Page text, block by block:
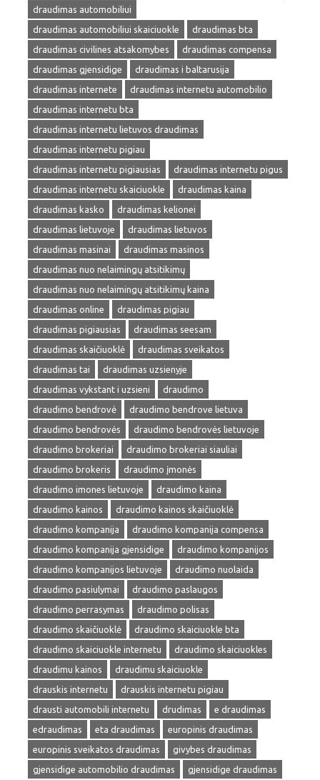
draudimas automobiliui
draudimas automobiliui skaiciuokle
draudimas bta
draudimas civilines atsakomybes
draudimas compensa
draudimas gjensidige
draudimas i baltarusija
draudimas internete
draudimas internetu automobilio
draudimas internetu bta
draudimas internetu lietuvos draudimas
draudimas internetu pigiau
draudimas internetu pigiausias
draudimas internetu pigus
draudimas internetu skaiciuokle
draudimas kaina
draudimas kasko
draudimas kelionei
draudimas lietuvoje
draudimas lietuvos
draudimas masinai
draudimas masinos
draudimas nuo nelaimingų atsitikimų
draudimas nuo nelaimingų atsitikimų kaina
draudimas online
draudimas pigiau
draudimas pigiausias
draudimas seesam
draudimas skaičiuoklė
draudimas sveikatos
draudimas tai
draudimas uzsienyje
draudimas vykstant i uzsieni
draudimo
draudimo bendrovė
draudimo bendrove lietuva
draudimo bendrovės
draudimo bendrovės lietuvoje
draudimo brokeriai
draudimo brokeriai siauliai
draudimo brokeris
draudimo įmonės
draudimo imones lietuvoje
draudimo kaina
draudimo kainos
draudimo kainos skaičiuoklė
draudimo kompanija
draudimo kompanija compensa
draudimo kompanija gjensidige
draudimo kompanijos
draudimo kompanijos lietuvoje
draudimo nuolaida
draudimo pasiulymai
draudimo paslaugos
draudimo perrasymas
draudimo polisas
draudimo skaičiuoklė
draudimo skaiciuokle bta
draudimo skaiciuokle internetu
draudimo skaiciuokles
draudimu kainos
draudimu skaiciuokle
drauskis internetu
drauskis internetu pigiau
drausti automobili internetu
drudimas
e draudimas
edraudimas
eta draudimas
europinis draudimas
europinis sveikatos draudimas
givybes draudimas
gjensidige automobilio draudimas
gjensidige draudimas